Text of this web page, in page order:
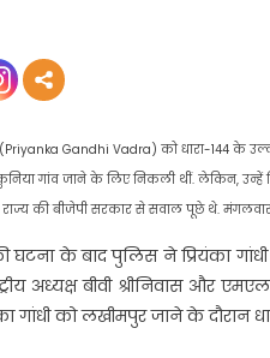
(Priyanka Gandhi Vadra) को धारा-144
गांव जाने के लिए निकली थीं. लेकिन,
की बीजेपी सरकार से सवाल पूछे थे.
घटना के बाद पुलिस ने प्रियंका
अध्यक्ष बीवी श्रीनिवास और
गांधी को लखीमपुर जाने के दौरान